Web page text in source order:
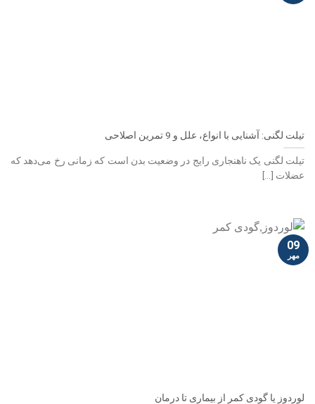
تیلت لگنی: آشنایی با انواع، علل و 9 تمرین اصلاحی
تیلت لگنی یک ناهنجاری رایج در وضعیت بدن است که زمانی رخ می‌دهد که
عضلات [...]
لوردوز یا گودی کمر از بیماری تا درمان
09
مهر